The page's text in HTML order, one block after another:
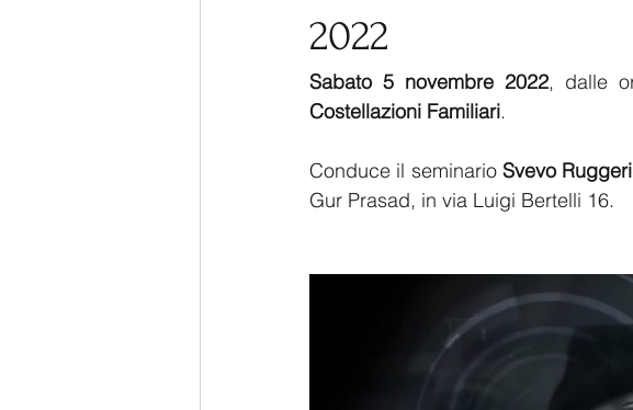
2022
Sabato 5 novembre 2022
Costellazioni Familiari.
Conduce il seminario Svevo Ruggeri
Gur Prasad, in via Luigi Bertelli 16.